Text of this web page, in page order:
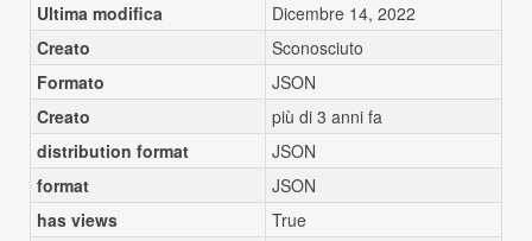
Ultima modifica
Dicembre 14, 2022
Creato
Sconosciuto
Formato
JSON
Creato
più di 3 anni fa
distribution format
JSON
format
JSON
has views
True